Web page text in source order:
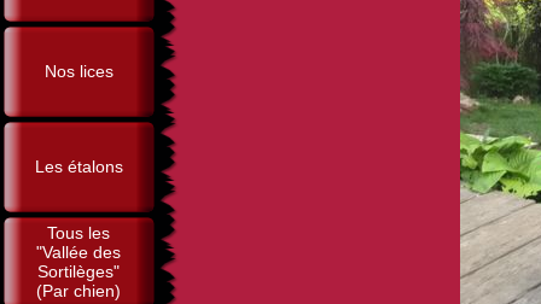
Nos lices
Les étalons
Tous les
"Vallée des
Sortilèges"
(Par chien)